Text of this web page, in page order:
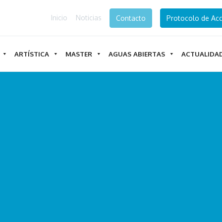
Inicio Noticias Contacto Protocolo de
ARTÍSTICA MASTER AGUAS ABIERTAS